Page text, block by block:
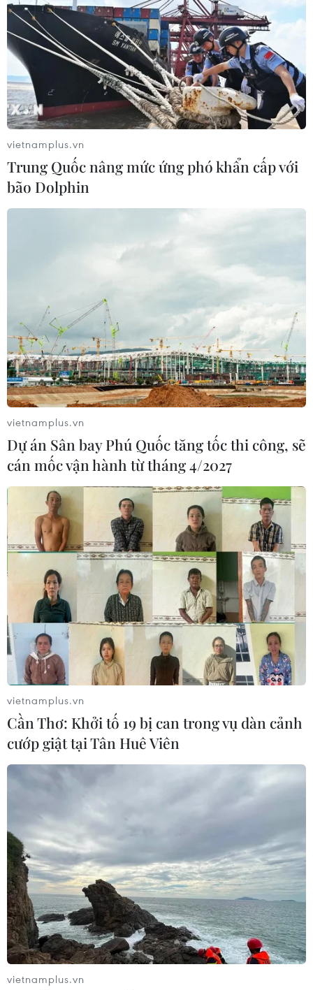
vietnamplus.vn
Trung Quốc nâng mức ứng phó khẩn cấp với
bão Dolphin
vietnamplus.vn
Dự án Sân bay Phú Quốc tăng tốc thi công, sẽ
cán mốc vận hành từ tháng 4/2027
vietnamplus.vn
Cần Thơ: Khởi tố 19 bị can trong vụ dàn cảnh
cướp giật tại Tân Huê Viên
vietnamplus.vn